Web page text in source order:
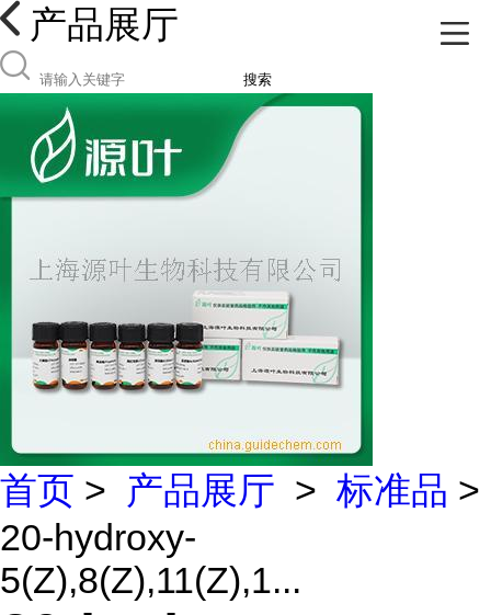
产品展厅
搜索
首页 > 产品展厅 > 标准品 >
20-hydroxy-
5(Z),8(Z),11(Z),1...